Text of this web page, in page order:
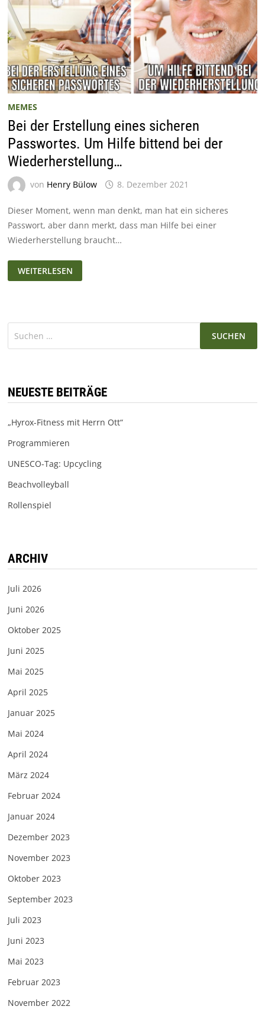
MEMES
Bei der Erstellung eines sicheren
Passwortes. Um Hilfe bittend bei der
Wiederherstellung…
von Henry Bülow 8. Dezember 2021
Dieser Moment, wenn man denkt, man hat ein sicheres
Passwort, aber dann merkt, dass man Hilfe bei einer
Wiederherstellung braucht…
BEI
DER
ERSTELLUNG
HILFE
BITTEND
BEI
DER
WEITERLESEN
NEUESTE BEITRÄGE
„Hyrox-Fitness mit Herrn Ott“
Programmieren
UNESCO-Tag: Upcycling
Beachvolleyball
Rollenspiel
ARCHIV
Juli 2026
Juni 2026
Oktober 2025
Juni 2025
Mai 2025
April 2025
Januar 2025
Mai 2024
April 2024
März 2024
Februar 2024
Januar 2024
Dezember 2023
November 2023
Oktober 2023
September 2023
Juli 2023
Juni 2023
Mai 2023
Februar 2023
November 2022